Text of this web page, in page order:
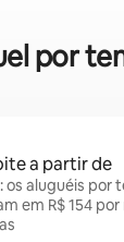
por
a partir de
os aluguéis por
em R$ 154 por